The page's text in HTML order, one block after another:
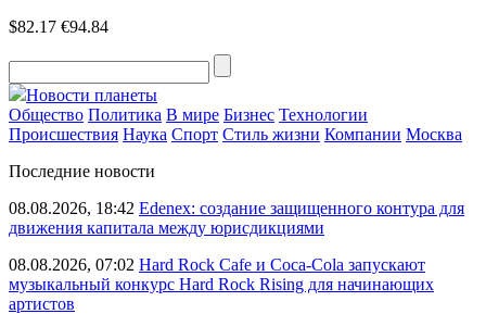
$82.17 €94.84
Новости планеты
Общество Политика В мире Бизнес Технологии
Происшествия Наука Спорт Стиль жизни Компании Москва
Последние новости
08.08.2026, 18:42 Edenex: создание защищенного контура для
движения капитала между юрисдикциями
08.08.2026, 07:02 Hard Rock Cafe и Coca-Cola запускают
музыкальный конкурс Hard Rock Rising для начинающих
артистов